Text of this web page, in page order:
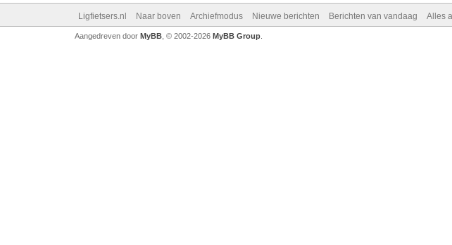
Ligfietsers.nl Naar boven Archiefmodus Nieuwe berichten Berichten van vandaag Alles
Aangedreven door MyBB, © 2002-2026 MyBB Group.